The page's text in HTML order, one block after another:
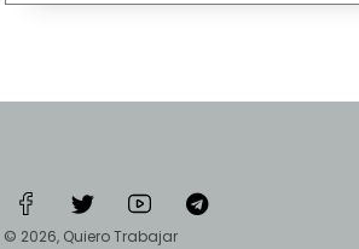
© 2026, Quiero Trabajar